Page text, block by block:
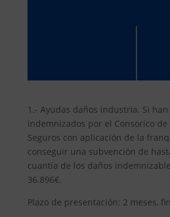
1.- Ayudas daños industria. Si
indemnizados por el Consorico
Seguros con aplicación de la
conseguir una subvención de
cuantía de los daños
36.896€.
Plazo de presentación: 2 meses,